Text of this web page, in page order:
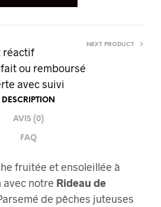
réactif
ou remboursé
avec suivi
NEXT PRODUCT
DESCRIPTION
AVIS (0)
FAQ
fruitée et ensoleillée à
avec notre Rideau de
de pêches juteuses